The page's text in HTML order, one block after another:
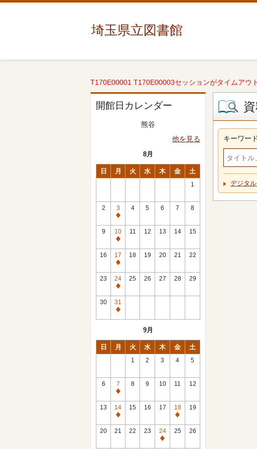
埼玉県立図書館
T170E00001 T170E00003セッションがタイムアウ
開館日カレンダー
熊谷
他を見る
8月
日 月 火 水 木 金 土
1
2
3
休
館
日
4 5 6 7 8
9
10
休
館
日
11 12 13 14 15
16
17
休
館
日
18 19 20 21 22
23
24
休
館
日
25 26 27 28 29
30
31
休
9月
日 月 火 水 木 金 土
1 2 3 4 5
6
7
休
館
日
8 9 10 11 12
13
14
休
館
15 16 17
18
休
館
19
20 21 22 23
24
休
25 26
キーワー
デジタ